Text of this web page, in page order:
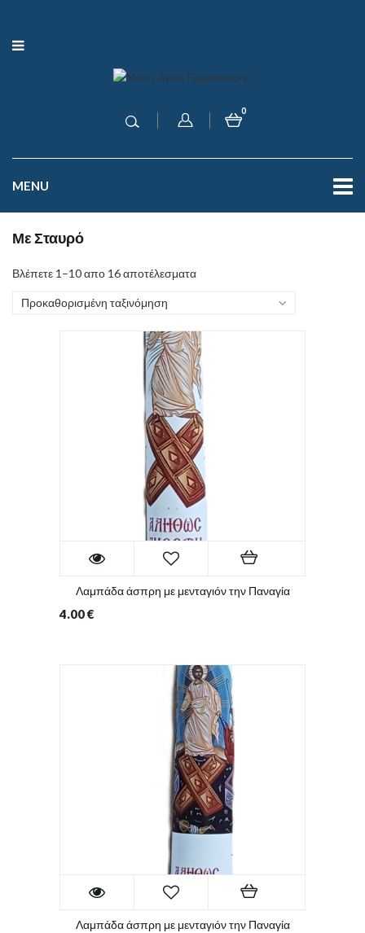
0
MENU
Με Σταυρό
Βλέπετε 1–10 απο 16 αποτέλεσματα
Προκαθορισμένη ταξινόμηση
Λαμπάδα άσπρη με μενταγιόν την Παναγία
4.00€
Λαμπάδα άσπρη με μενταγιόν την Παναγία